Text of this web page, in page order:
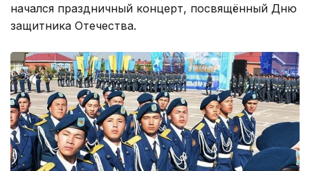
начался праздничный концерт, посвящённый Дню
защитника Отечества.